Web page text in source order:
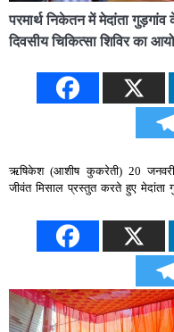
परमार्थ निकेतन में मेदांता गुड़गांव
दिवसीय चिकित्सा शिविर का
ऋषिकेश (आशीष कुकरेती) 20
जीवंत मिसाल प्रस्तुत करते हुए मेदांता